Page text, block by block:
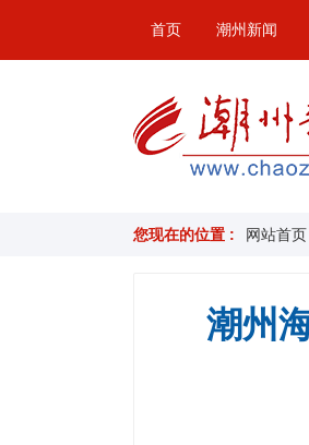
首页 潮州新闻
您现在的位置 : 网站首页
潮州